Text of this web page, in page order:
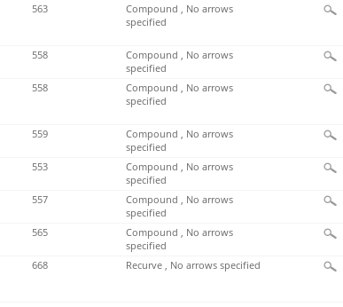
563
Compound , No arrows
specified
558
Compound , No arrows
specified
558
Compound , No arrows
specified
559
Compound , No arrows
specified
553
Compound , No arrows
specified
557
Compound , No arrows
specified
565
Compound , No arrows
specified
668 Recurve , No arrows specified